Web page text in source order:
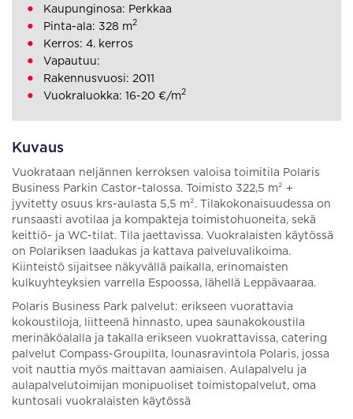
Kuvaus
Vuokrataan neljännen kerroksen valoisa toimitila Polaris
Business Parkin Castor-talossa. Toimisto 322,5 m² +
jyvitetty osuus krs-aulasta 5,5 m². Tilakokonaisuudessa on
runsaasti avotilaa ja kompakteja toimistohuoneita, sekä
keittiö- ja WC-tilat. Tila jaettavissa. Vuokralaisten käytössä
on Polariksen laadukas ja kattava palveluvalikoima.
Kiinteistö sijaitsee näkyvällä paikalla, erinomaisten
kulkuyhteyksien varrella Espoossa, lähellä Leppävaaraa.
Polaris Business Park palvelut: erikseen vuorattavia
kokoustiloja, liitteenä hinnasto, upea saunakokoustila
merinäköalalla ja takalla erikseen vuokrattavissa, catering
palvelut Compass-Groupilta, lounasravintola Polaris, jossa
voit nauttia myös maittavan aamiaisen. Aulapalvelu ja
aulapalvelutoimijan monipuoliset toimistopalvelut, oma
kuntosali vuokralaisten käytössä
Kaupunginosa: Perkkaa
Pinta-ala: 328 m2
Kerros: 4. kerros
Vapautuu:
Rakennusvuosi: 2011
Vuokraluokka: 16-20 €/m2